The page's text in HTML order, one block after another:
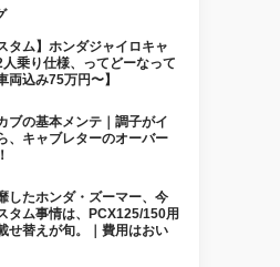
タム】ホンダジャイロキャ
人乗り仕様、ってどーなって
両込み75万円〜】
ブの基本メンテ｜調子がイ
、キャブレターのオーバー
したホンダ・ズーマー、今
タム事情は、PCX125/150用
せ替えが旬。｜費用はおい